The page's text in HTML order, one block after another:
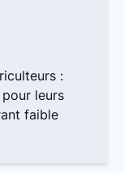
:
leurs
faible